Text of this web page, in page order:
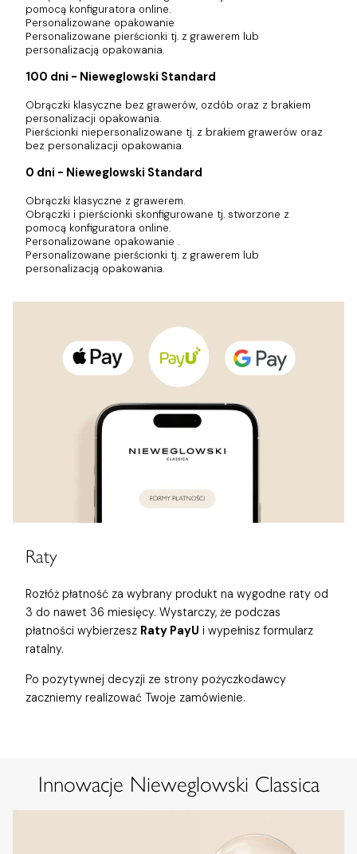
pomocą konfiguratora online.
Personalizowane opakowanie
Personalizowane pierścionki tj. z grawerem lub
personalizacją opakowania.
100 dni - Nieweglowski Standard
Obrączki klasyczne bez grawerów, ozdób oraz z brakiem
personalizacji opakowania.
Pierścionki niepersonalizowane tj. z brakiem grawerów oraz
bez personalizacji opakowania.
0 dni - Nieweglowski Standard
Obrączki klasyczne z grawerem.
Obrączki i pierścionki skonfigurowane tj. stworzone z
pomocą konfiguratora online.
Personalizowane opakowanie .
Personalizowane pierścionki tj. z grawerem lub
personalizacją opakowania.
Raty
Rozłóż płatność za wybrany produkt na wygodne raty od
3 do nawet 36 miesięcy. Wystarczy, że podczas
płatności wybierzesz Raty PayU i wypełnisz formularz
ratalny.
Po pozytywnej decyzji ze strony pożyczkodawcy
zaczniemy realizować Twoje zamówienie.
Innowacje Nieweglowski Classica